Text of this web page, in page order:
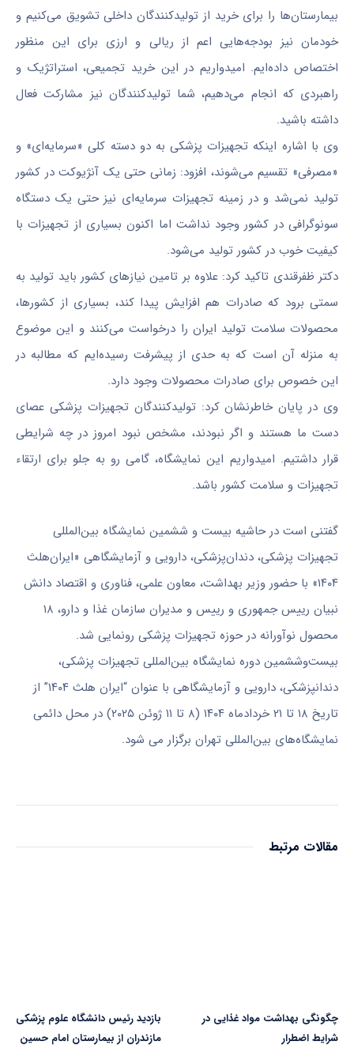
بیمارستان‌ها را برای خرید از تولیدکنندگان داخلی تشویق می‌کنیم و
خودمان نیز بودجه‌هایی اعم از ریالی و ارزی برای این منظور
اختصاص داده‌ایم. امیدواریم در این خرید تجمیعی، استراتژیک و
راهبردی که انجام می‌دهیم، شما تولیدکنندگان نیز مشارکت فعال
داشته باشید.
وی با اشاره اینکه تجهیزات پزشکی به دو دسته کلی «سرمایه‌ای» و
«مصرفی» تقسیم می‌شوند، افزود: زمانی حتی یک آنژیوکت در کشور
تولید نمی‌شد و در زمینه تجهیزات سرمایه‌ای نیز حتی یک دستگاه
سونوگرافی در کشور وجود نداشت اما اکنون بسیاری از تجهیزات با
کیفیت خوب در کشور تولید می‌شود.
دکتر ظفرقندی تاکید کرد: علاوه بر تامین نیازهای کشور باید تولید به
سمتی برود که صادرات هم افزایش پیدا کند، بسیاری از کشورها،
محصولات سلامت تولید ایران را درخواست می‌کنند و این موضوع
به منزله آن است که به حدی از پیشرفت رسیده‌ایم که مطالبه در
این خصوص برای صادرات محصولات وجود دارد.
وی در پایان خاطرنشان کرد: تولیدکنندگان تجهیزات پزشکی عصای
دست ما هستند و اگر نبودند، مشخص نبود امروز در چه شرایطی
قرار داشتیم. امیدواریم این نمایشگاه، گامی رو به جلو برای ارتقاء
تجهیزات و سلامت کشور باشد.
گفتنی است در حاشیه بیست و ششمین نمایشگاه بین‌المللی
تجهیزات پزشکی، دندان‌پزشکی، دارویی و آزمایشگاهی «ایران‌هلث
۱۴۰۴» با حضور وزیر بهداشت، معاون علمی، فناوری و اقتصاد دانش
نبیان رییس جمهوری و رییس و مدیران سازمان غذا و دارو، ۱۸
محصول نوآورانه در حوزه تجهیزات پزشکی رونمایی شد.
بیست‌وششمین دوره نمایشگاه بین‌المللی تجهیزات پزشکی،
دندانپزشکی، دارویی و آزمایشگاهی با عنوان “ایران هلث ۱۴۰۴” از
تاریخ ۱۸ تا ۲۱ خردادماه ۱۴۰۴ (۸ تا ۱۱ ژوئن ۲۰۲۵) در محل دائمی
نمایشگاه‌های بین‌المللی تهران برگزار می شود.
مقالات مرتبط
چگونگی بهداشت مواد غذایی در
شرایط اضطرار
بازدید رئیس دانشگاه علوم‌ پزشکی
مازندران از بیمارستان امام حسین